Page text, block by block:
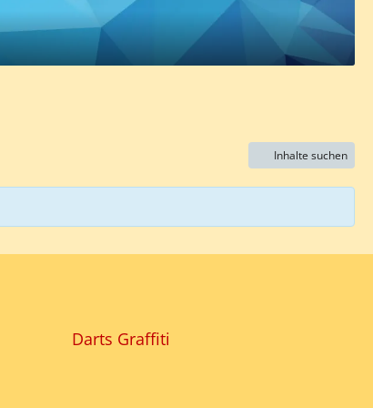
Inhalte suchen
Darts Graffiti